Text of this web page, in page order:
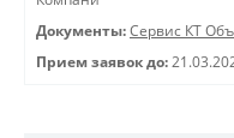
Документы: Сервис КТ
Прием заявок до: